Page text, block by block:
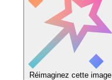
Réimaginez cette image